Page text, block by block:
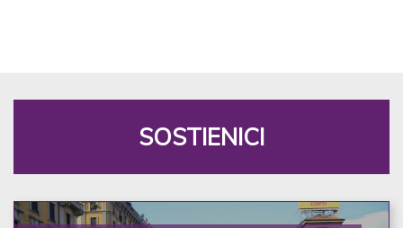
SOSTIENICI